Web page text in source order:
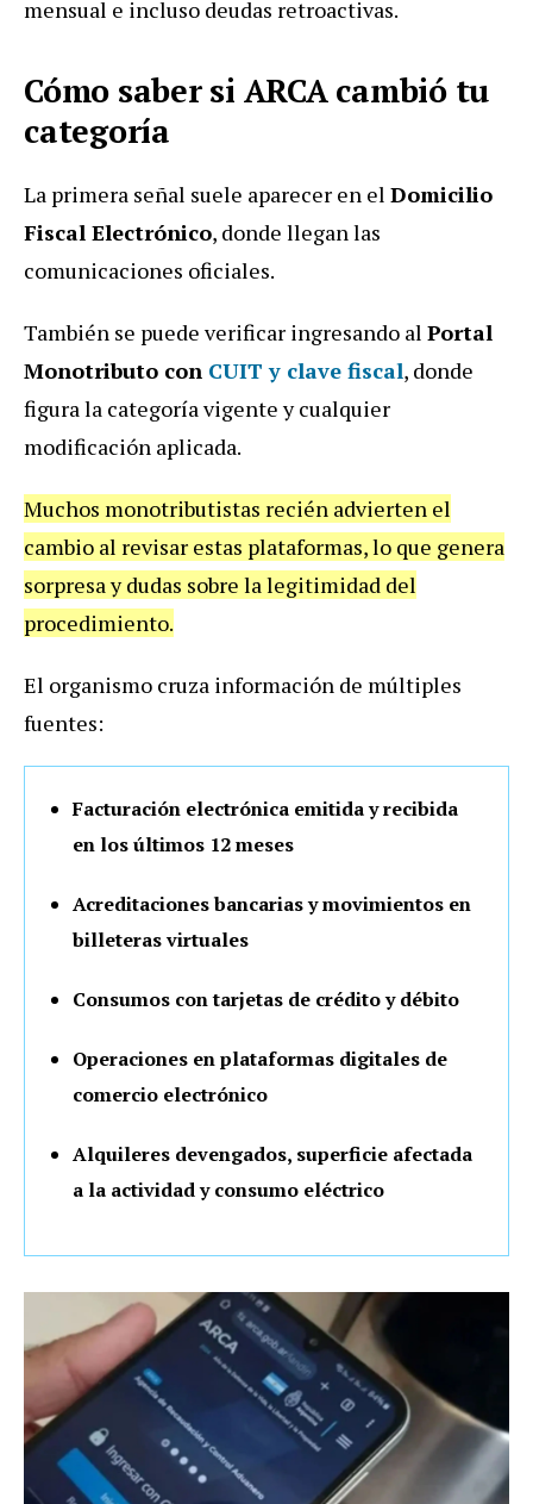
mensual e incluso deudas retroactivas.
Cómo saber si ARCA cambió tu
categoría
La primera señal suele aparecer en el Domicilio
Fiscal Electrónico, donde llegan las
comunicaciones oficiales.
También se puede verificar ingresando al Portal
Monotributo con CUIT y clave fiscal, donde
figura la categoría vigente y cualquier
modificación aplicada.
Muchos monotributistas recién advierten el
cambio al revisar estas plataformas, lo que genera
sorpresa y dudas sobre la legitimidad del
procedimiento.
El organismo cruza información de múltiples
fuentes:
Facturación electrónica emitida y recibida
en los últimos 12 meses
Acreditaciones bancarias y movimientos en
billeteras virtuales
Consumos con tarjetas de crédito y débito
Operaciones en plataformas digitales de
comercio electrónico
Alquileres devengados, superficie afectada
a la actividad y consumo eléctrico